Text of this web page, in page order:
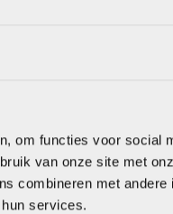
om functies voor social
van onze site met
combineren met
services.